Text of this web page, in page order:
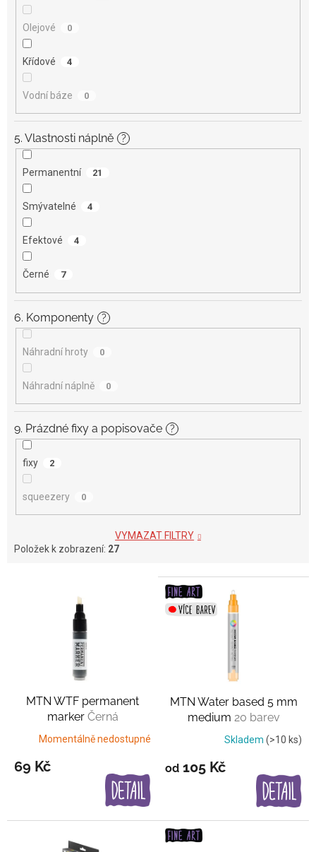
Olejové 0
Křídové 4
Vodní báze 0
5. Vlastnosti náplně ?
Permanentní 21
Smývatelné 4
Efektové 4
Černé 7
6. Komponenty ?
Náhradní hroty 0
Náhradní náplně 0
9. Prázdné fixy a popisovače ?
fixy 2
squeezery 0
VYMAZAT FILTRY
Položek k zobrazení: 27
MTN WTF permanent
marker Černá
Momentálně nedostupné
69 Kč
MTN Water based 5 mm
medium 20 barev
Skladem (>10 ks)
od 105 Kč